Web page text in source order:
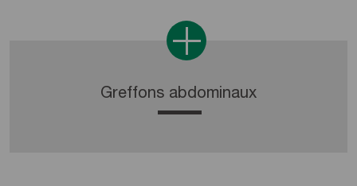
Greffons abdominaux